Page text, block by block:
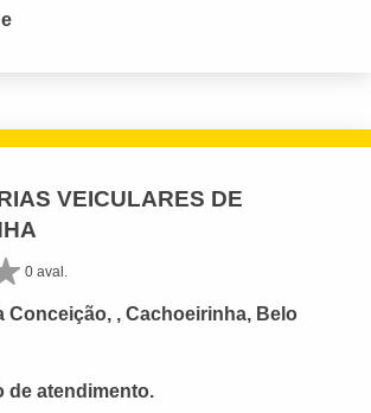
VEICULARES DE
0 aval.
Conceição, , Cachoeirinha, Belo
de atendimento.